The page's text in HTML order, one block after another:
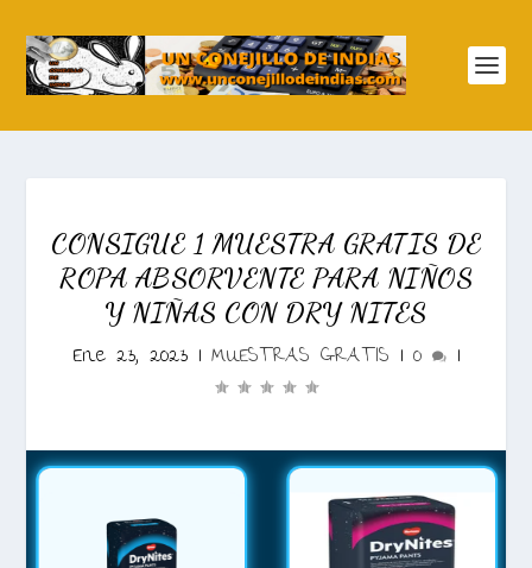
CONSIGUE 1 MUESTRA GRATIS DE
ROPA ABSORVENTE PARA NIÑOS
Y NIÑAS CON DRY NITES
Ene 23, 2023| MUESTRAS GRATIS | 0 |